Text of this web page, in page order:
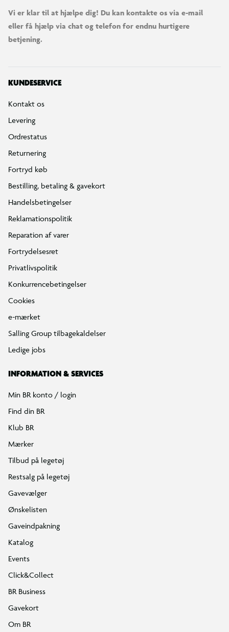
Vi er klar til at hjælpe dig! Du kan kontakte os via e-mail
eller få hjælp via chat og telefon for endnu hurtigere
betjening.
KUNDESERVICE
Kontakt os
Levering
Ordrestatus
Returnering
Fortryd køb
Bestilling, betaling & gavekort
Handelsbetingelser
Reklamationspolitik
Reparation af varer
Fortrydelsesret
Privatlivspolitik
Konkurrencebetingelser
Cookies
e-mærket
Salling Group tilbagekaldelser
Ledige jobs
INFORMATION & SERVICES
Min BR konto / login
Find din BR
Klub BR
Mærker
Tilbud på legetøj
Restsalg på legetøj
Gavevælger
Ønskelisten
Gaveindpakning
Katalog
Events
Click&Collect
BR Business
Gavekort
Om BR